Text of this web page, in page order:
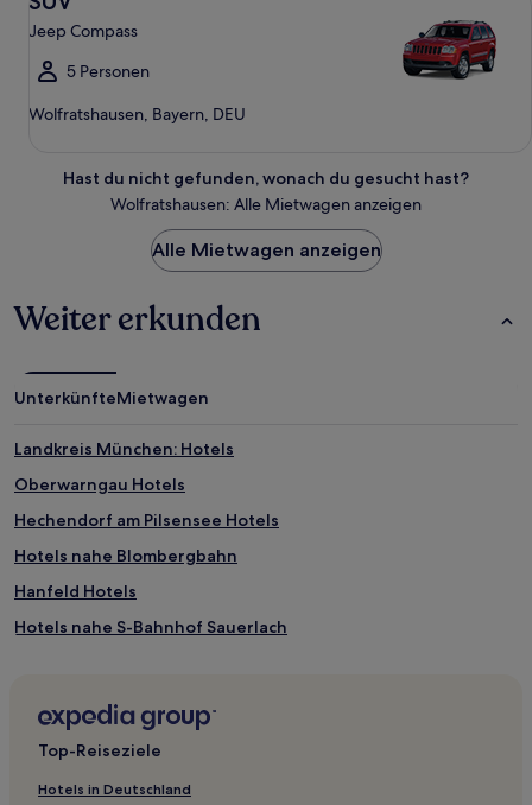
Jeep Compass
5 Personen
Wolfratshausen, Bayern, DEU
Hast du nicht gefunden, wonach du gesucht hast?
Wolfratshausen: Alle Mietwagen anzeigen
Alle Mietwagen anzeigen
Weiter erkunden
UnterkünfteMietwagen
Landkreis München: Hotels
Oberwarngau Hotels
Hechendorf am Pilsensee Hotels
Hotels nahe Blombergbahn
Hanfeld Hotels
Hotels nahe S-Bahnhof Sauerlach
Thalkirchen: Hotels
Top-Reiseziele
Hotels in Deutschland